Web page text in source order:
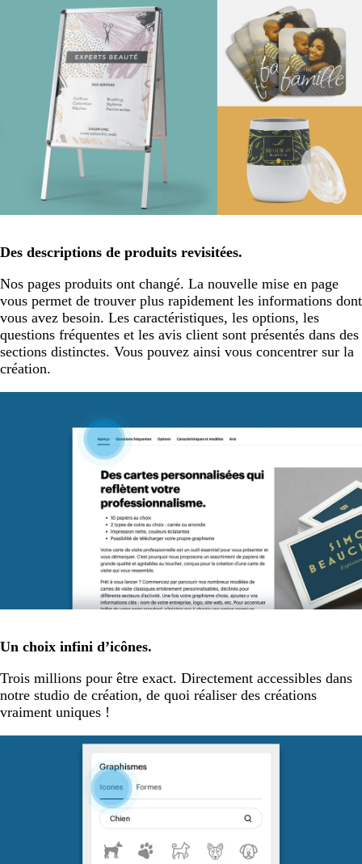
Des descriptions de produits revisitées.
Nos pages produits ont changé. La nouvelle mise en page
vous permet de trouver plus rapidement les informations dont
vous avez besoin. Les caractéristiques, les options, les
questions fréquentes et les avis client sont présentés dans des
sections distinctes. Vous pouvez ainsi vous concentrer sur la
création.
Un choix infini d’icônes.
Trois millions pour être exact. Directement accessibles dans
notre studio de création, de quoi réaliser des créations
vraiment uniques !